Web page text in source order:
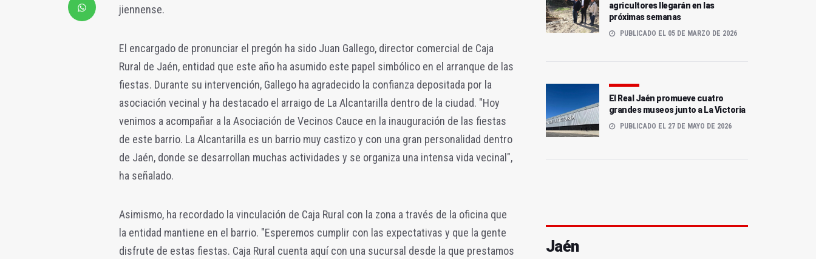
jiennense.
El encargado de pronunciar el pregón ha sido Juan Gallego, director comercial de Caja
Rural de Jaén, entidad que este año ha asumido este papel simbólico en el arranque de las
fiestas. Durante su intervención, Gallego ha agradecido la confianza depositada por la
asociación vecinal y ha destacado el arraigo de La Alcantarilla dentro de la ciudad. "Hoy
venimos a acompañar a la Asociación de Vecinos Cauce en la inauguración de las fiestas
de este barrio. La Alcantarilla es un barrio muy castizo y con una gran personalidad dentro
de Jaén, donde se desarrollan muchas actividades y se organiza una intensa vida vecinal",
ha señalado.
Asimismo, ha recordado la vinculación de Caja Rural con la zona a través de la oficina que
la entidad mantiene en el barrio. "Esperemos cumplir con las expectativas y que la gente
disfrute de estas fiestas. Caja Rural cuenta aquí con una sucursal desde la que prestamos
agricultores llegarán en las
próximas semanas
PUBLICADO EL 05 DE MARZO DE 2026
El Real Jaén promueve cuatro
grandes museos junto a La Victoria
PUBLICADO EL 27 DE MAYO DE 2026
Jaén